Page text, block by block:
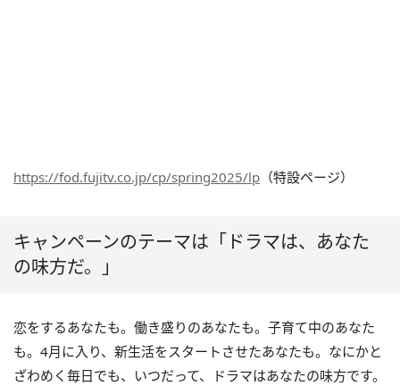
https://fod.fujitv.co.jp/cp/spring2025/lp （特設ページ）
キャンペーンのテーマは「ドラマは、あなた
の味方だ。」
恋をするあなたも。働き盛りのあなたも。子育て中のあなた
も。4月に入り、新生活をスタートさせたあなたも。なにかと
ざわめく毎日でも、いつだって、ドラマはあなたの味方です。